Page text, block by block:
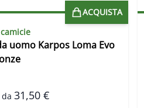
ACQUISTA
uomo Karpos Loma Evo
31,50 €